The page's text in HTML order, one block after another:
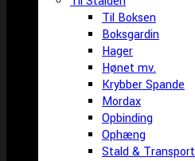
Til Boksen
Boksgardin
Hager
Hønet mv.
Krybber Spande
Mordax
Opbinding
Ophæng
Stald & Transport